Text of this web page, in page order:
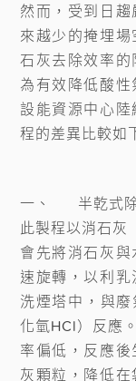
然而，受到日
來越少的掩埋
石灰去除效率的
為有效降低酸
設能資源中心
一、	半乾式除酸製程
此製程以消石灰
會先將消石灰
速旋轉，以利
洗煙塔中，與
化氫HCl）反應
率偏低，反應後
灰顆粒，降低